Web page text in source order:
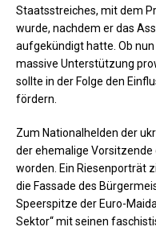
Staatsstreiches, mit dem
wurde, nachdem er das
aufgekündigt hatte. Ob
massive Unterstützung
sollte in der Folge den
fördern.
Zum Nationalhelden der
der ehemalige Vorsitzende
worden. Ein Riesenporträt
die Fassade des
Speerspitze der Euro-
Sektor“ mit seinen